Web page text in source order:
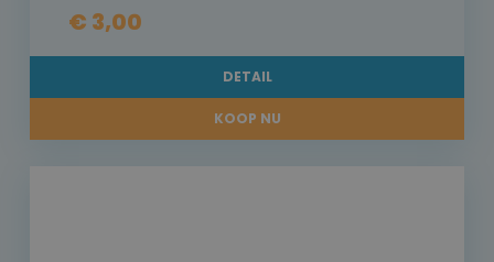
€ 3,00
DETAIL
KOOP NU